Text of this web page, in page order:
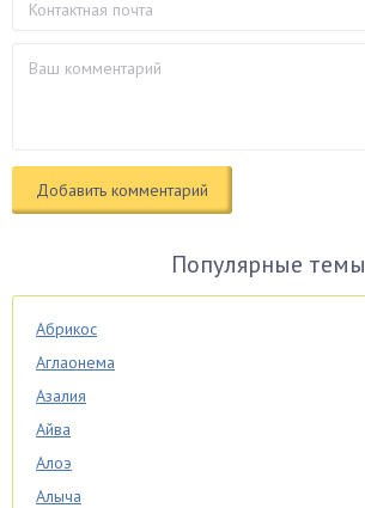
Популярные темы
Абрикос
Аглаонема
Азалия
Айва
Алоэ
Алыча